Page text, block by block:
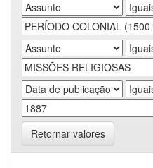
Retornar valores